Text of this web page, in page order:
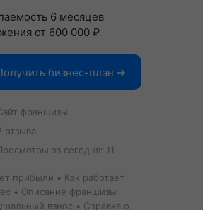
6 месяцев
от 600 000 ₽
бизнес-план
франшизы
отзыва
за сегодня: 11
прибыли
Как работает
Описание франшизы
взнос
Справка о